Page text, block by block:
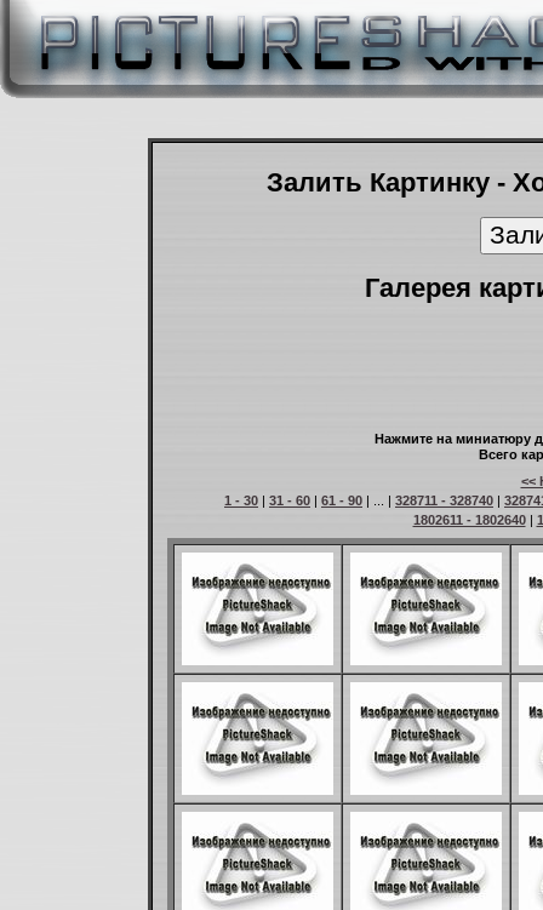
Залить Картинку -
Галерея
Нажмите на миниатюру
Всего
<<
1 - 30 | 31 - 60 | 61 - 90 | ... | 328711 - 328740 |
1802611 - 1802640|